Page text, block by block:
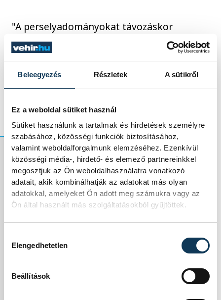
Beleegyezés Részletek A sütikről
Ez a weboldal sütiket használ
Sütiket használunk a tartalmak és hirdetések személyre
szabásához, közösségi funkciók biztosításához,
valamint weboldalforgalmunk elemzéséhez. Ezenkívül
közösségi média-, hirdető- és elemező partnereinkkel
megosztjuk az Ön weboldalhasználatra vonatkozó
adatait, akik kombinálhatják az adatokat más olyan
adatokkal, amelyeket Ön adott meg számukra vagy az
Ön által használt más szolgáltatásokból gyűjtöttek.
Elengedhetetlen
Beállítások
"A perselyadományokat távozáskor
helyezzék a kosarakba vagy perselyekbe a
kijáratnál, kerülve a csoportosulást. Hívjuk
fel a hívek figyelmét arra, hogy banki
átutalással is eljuttathatják adományukat
Az érsek azt kéri,
hogy a koruk vagy
betegségük miatt
veszélyeztetett
maradjanak otthon,